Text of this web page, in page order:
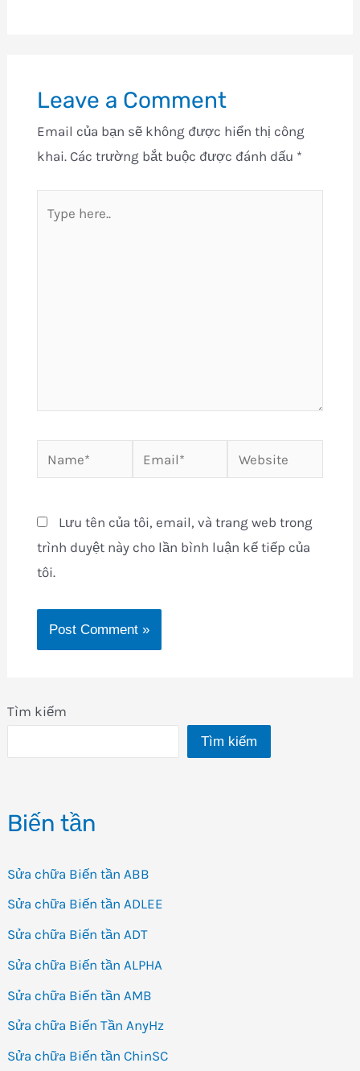
Tìm kiếm
Tìm kiếm
Biến tần
Sửa chữa Biến tần ABB
Sửa chữa Biến tần ADLEE
Sửa chữa Biến tần ADT
Sửa chữa Biến tần ALPHA
Sửa chữa Biến tần AMB
Sửa chữa Biến Tần AnyHz
Sửa chữa Biến tần ChinSC
Leave a Comment
Email của bạn sẽ không được hiển thị công
khai. Các trường bắt buộc được đánh dấu *
here..
Email* Website
Lưu tên của tôi, email, và trang web trong
trình duyệt này cho lần bình luận kế tiếp của
tôi.